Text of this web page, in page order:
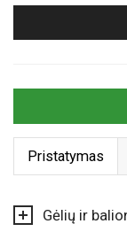
Pristatymas
Gėlių ir